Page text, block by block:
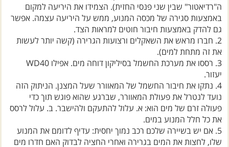
באמצעות סגירה של מכסה המנוע, ממש על היריעה עצמה. אפשר
גם להדק באמצעות חיבור חוטים למראות הצד.
2. חברו מראש את השאקלים ורצועות הגרירה (קשה יותר לעשות
את זה מתחת למים).
יעזור.
4. נתקו את חיבור החשמל של המאוורר שעל המצנן. הניתוק הזה
נועד לנטרל את פעולת המאוורר, שברגע שהוא פוגש תוך כדי
פעולה זרם של מים הוא: א. עלול להתעקם ולהישבר. ב. עלול לרסס
את כל חלל המנוע במים.
5. אם יש בשיירה שלכם רכב נמוך יחסית: עדיף לדומם את המנוע
שלו, לחצות את המים בגרירה ואחרי החציה לבדוק האם חדרו מים
למסנן האוויר ולמקומות אחרים.